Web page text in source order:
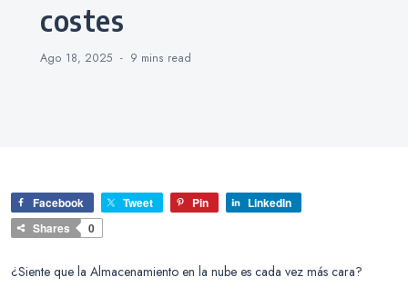
costes
Ago 18, 2025 9 mins read
Facebook Tweet Pin
LinkedIn
Shares
0
¿Siente que la Almacenamiento en la nube es cada vez más cara?